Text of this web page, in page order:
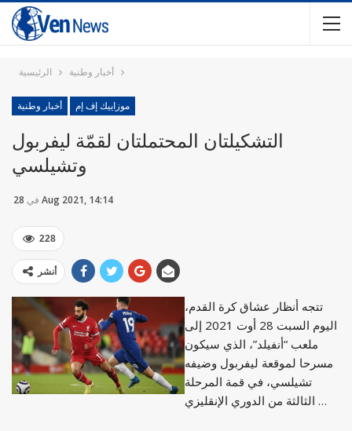
الرئيسية أخبار وطنية
أخبار وطنية موزاييك إف إم
التشكيلتان المحتملتان لقمّة ليفربول
وتشيلسي
في 28 Aug 2021, 14:14
228
أنشر
تتجه أنظار عشاق كرة القدم،
اليوم السبت 28 أوت 2021 إلى
ملعب “أنفيلد”، الذي سيكون
مسرحا لموقعة ليفربول وضيفه
تشيلسي، في قمة المرحلة
الثالثة من الدوري الإنقليزي …